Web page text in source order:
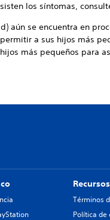
los síntomas,
aún se encuentra en
a sus hijos más
más pequeños para
Recursos
Términos
Política de